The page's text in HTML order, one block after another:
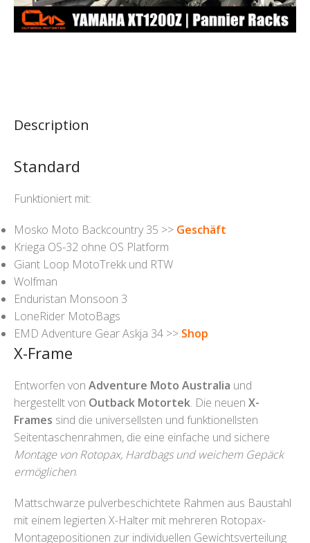
Description
Standard
Funktioniert mit:
Mosko Moto Backcountry 35 >> Geschäft
Kriega OS-32 ohne OS Platform
Giant Loop MotoTrekk und RTW
Wolfman
Enduristan Monsoon 3
LoneRider MotoBags
EMD Adventure Gear Askja 34 >> Shop
X-Frame
Entworfen von Adventure Moto Australia und
hergestellt von Outback Motortek. Die neuen X-
Frames sind die universellsten und funktionellsten
Seitentaschenrahmen, die eine einfache und sichere
Montage von Rotopax, Hardbags und weichem Gepäck
ermöglichen.
Mattschwarze pulverbeschichtete Rahmen aus Baustahl
mit einem legierten X-Halter mit mehreren Rotopax-
Montagepositionen zur individuellen Gewichtsverteilung